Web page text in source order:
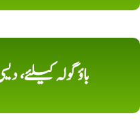
باؤ گولہ